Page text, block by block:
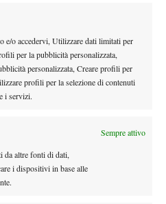
o accedervi, Utilizzare dati limitati per
per la pubblicità personalizzata,
personalizzata, Creare profili per
profili per la selezione di contenuti
i servizi.
Sempre attivo
da altre fonti di dati,
i dispositivi in base alle